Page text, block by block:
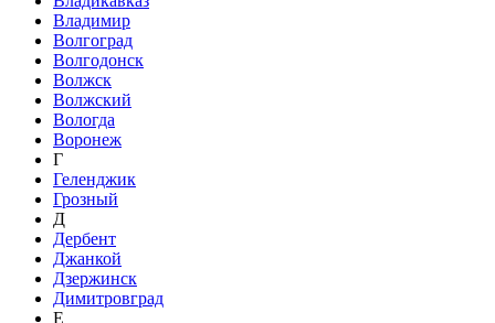
Владимир
Волгоград
Волгодонск
Волжск
Волжский
Вологда
Воронеж
Г
Геленджик
Грозный
Д
Дербент
Джанкой
Дзержинск
Димитровград
Е